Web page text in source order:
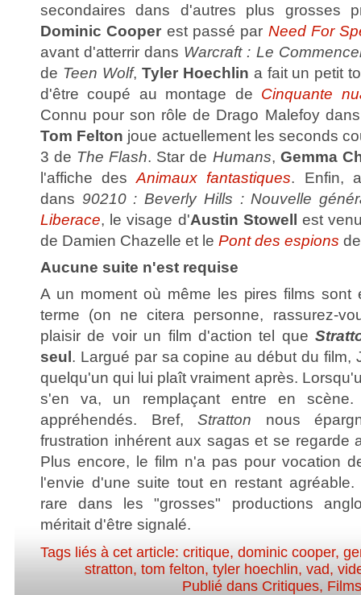
secondaires dans d'autres plus grosses
Dominic Cooper est passé par Need For
avant d'atterrir dans Warcraft : Le
de Teen Wolf, Tyler Hoechlin a fait un petit
d'être coupé au montage de Cinquante
Connu pour son rôle de Drago Malefoy
Tom Felton joue actuellement les seconds
3 de The Flash. Star de Humans, Gemma
l'affiche desAnimaux fantastiques. Enfin,
dans 90210 : Beverly Hills : Nouvelle
Liberace, le visage d'Austin Stowell est
de Damien Chazelle et le Pont des espions
Aucune suite n'est requise
A un moment où même les pires films sont
terme (on ne citera personne, rassurez-
plaisir de voir un film d'action tel que
seul. Largué par sa copine au début du film,
quelqu'un qui lui plaît vraiment après.
s'en va, un remplaçant entre en scène.
appréhendés. Bref,Stratton nous
frustration inhérent aux sagas et se regarde
Plus encore, le film n'a pas pour vocation
l'envie d'une suite tout en restant
rare dans les "grosses" productions
méritait d'être signalé.
Tags liés à cet article:critique,dominic cooper,
stratton, tom felton, tyler hoechlin, vad,
Publié dans Critiques,